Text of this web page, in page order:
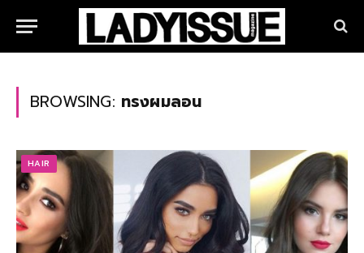
BROWSING: ทรงผมลอน
HAIR